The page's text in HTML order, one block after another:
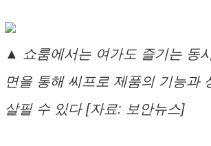
▲ 쇼룸에서는 여가도 즐기는 동
면을 통해 씨프로 제품의 기능과
살필 수 있다 [자료: 보안뉴스]